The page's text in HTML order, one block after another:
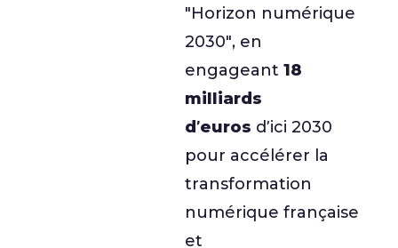
"Horizon numérique
2030", en
engageant 18
milliards
d’euros d’ici 2030
pour accélérer la
transformation
numérique française
et